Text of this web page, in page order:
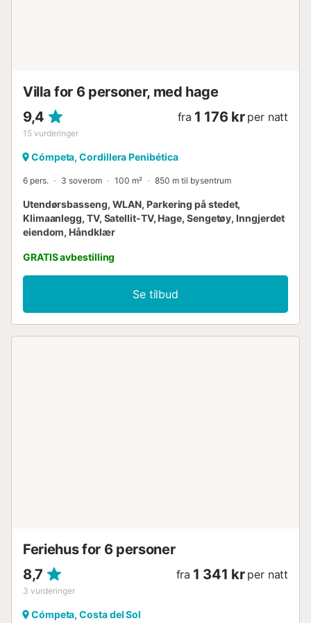
Villa for 6 personer, med hage
9,4
15 vurderinger
fra 1 176 kr per natt
Cómpeta, Cordillera Penibética
6 pers. 3 soverom 100 m² 850 m til bysentrum
Utendørsbasseng, WLAN, Parkering på stedet,
Klimaanlegg, TV, Satellit-TV, Hage, Sengetøy, Inngjerdet
eiendom, Håndklær
GRATIS avbestilling
Se tilbud
Feriehus for 6 personer
8,7
3 vurderinger
fra 1 341 kr per natt
Cómpeta, Costa del Sol